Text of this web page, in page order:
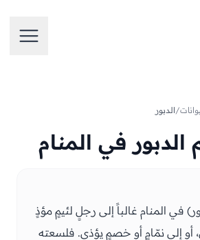
فتح
/الدبور
في المنام
في المنام غالباً إلى رجلٍ لئيمٍ مؤذٍ
أو إلى نمّامٍ أو خصمٍ يؤذي. فلسعته